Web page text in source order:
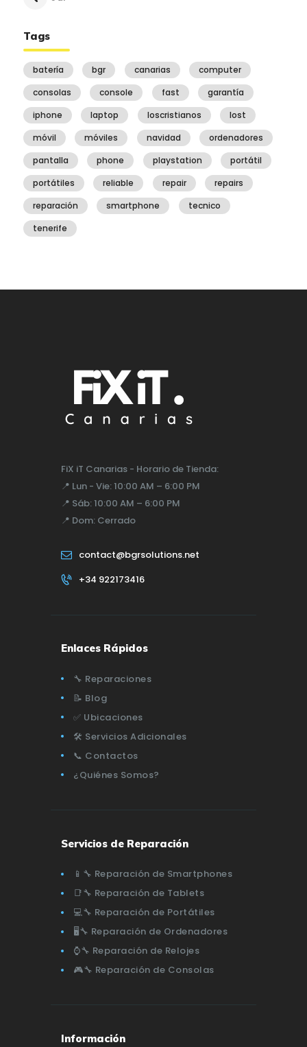
Tags
batería bgr canarias
computer
consolas
console fast
garantía
iphone
laptop loscristianos
lost
móvil
móviles navidad
ordenadores
pantalla
phone playstation
portátil
portátiles
reliable repair
repairs
reparación
smartphone
tecnico
tenerife
FiX iT Canarias - Horario de Tienda:
📍 Lun - Vie: 10:00 AM – 6:00 PM
📍 Sáb: 10:00 AM – 6:00 PM
📍 Dom: Cerrado
contact@bgrsolutions.net
+34 922173416
Enlaces Rápidos
🔧 Reparaciones
📝 Blog
✅ Ubicaciones
🛠️ Servicios Adicionales
📞 Contactos
¿Quiénes Somos?
Servicios de Reparación
📱🔧 Reparación de Smartphones
📑🔧 Reparación de Tablets
💻🔧 Reparación de Portátiles
🖥️🔧 Reparación de Ordenadores
⌚🔧 Reparación de Relojes
🎮🔧 Reparación de Consolas
Información